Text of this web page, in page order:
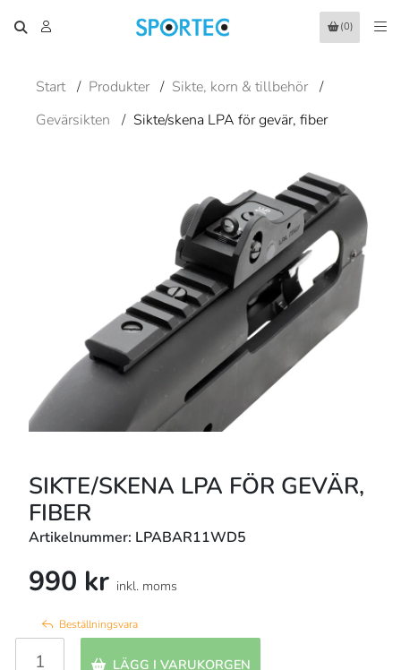
(0)
Start / Produkter / Sikte, korn & tillbehör /
Gevärsikten
/ Sikte/skena LPA för gevär, fiber
SIKTE/SKENA LPA FÖR GEVÄR,
FIBER
Artikelnummer: LPABAR11WD5
990 kr inkl. moms
Beställningsvara
LÄGG I VARUKORGEN